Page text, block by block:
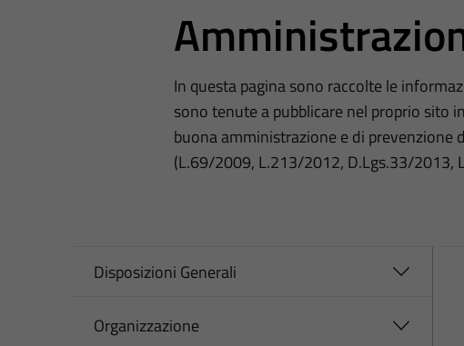
In questa pagina sono raccolte le
sono tenute a pubblicare nel proprio sito
buona amministrazione e di prevenzione
(L.69/2009, L.213/2012, D.Lgs.33/2013,
Disposizioni Generali
Organizzazione